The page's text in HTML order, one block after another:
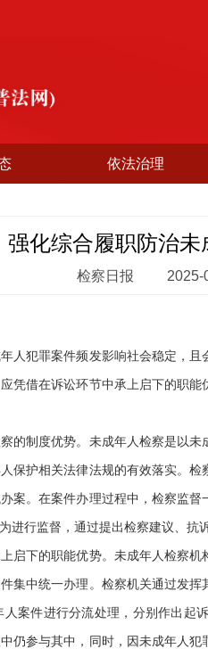
依法治理
强化综合履职防治未
检察日报 2025-
犯罪案件频发影响社会稳定，且
凭借在诉讼环节中承上启下的职
制度优势。未成年人检察是以未
保护相关法律法规的有效落实。
案。在案件办理过程中，检察监
行监督，通过提出检察建议、抗
下的职能优势。未成年人检察机
集中统一办理。检察机关通过发
案件进行分流处理，分别作出起
仍参与其中，同时，因未成年人